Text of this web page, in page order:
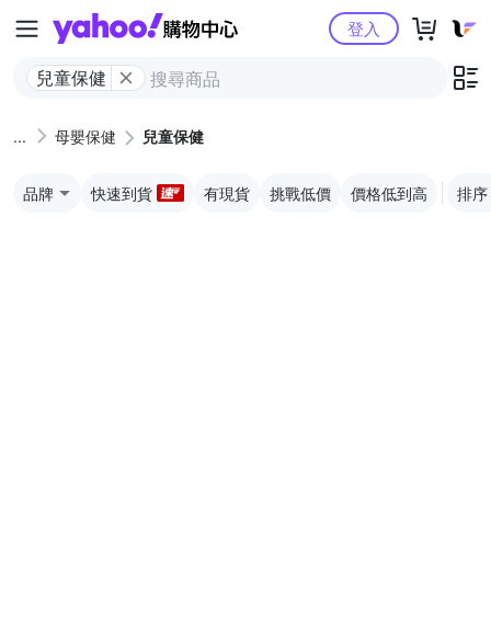
Yahoo購物中心
兒童保健
登入
母嬰保健 兒童保健
品牌 快速到貨 有現貨 挑戰低價 價格低到高 排序